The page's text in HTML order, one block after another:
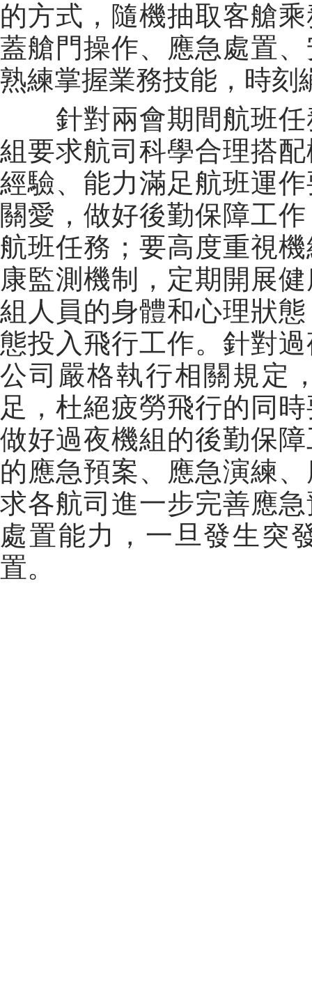
的方式，隨機抽取客艙
蓋艙門操作、應急處置
熟練掌握業務技能，時刻
針對兩會期間航班任
組要求航司科學合理搭
經驗、能力滿足航班運
關愛，做好後勤保障工
航班任務；要高度重視
康監測機制，定期開展
組人員的身體和心理狀
態投入飛行工作。針對
公司嚴格執行相關規定
足，杜絕疲勞飛行的同
做好過夜機組的後勤保
的應急預案、應急演練
求各航司進一步完善應
處置能力，一旦發生突
置。